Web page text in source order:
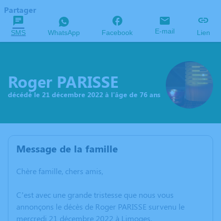
Partager
SMS WhatsApp Facebook E-mail Lien
Roger PARISSE
décédé le 21 décembre 2022 à l'âge de 76 ans
Message de la famille
Chère famille, chers amis,
C’est avec une grande tristesse que nous vous
annonçons le décès de Roger PARISSE survenu le
mercredi 21 décembre 2022 à Limoges.